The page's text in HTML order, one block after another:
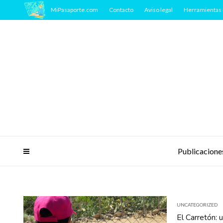
MiPasaporte.com Contacto Aviso legal Herramientas
UNCATEGORIZED
El Carretón: